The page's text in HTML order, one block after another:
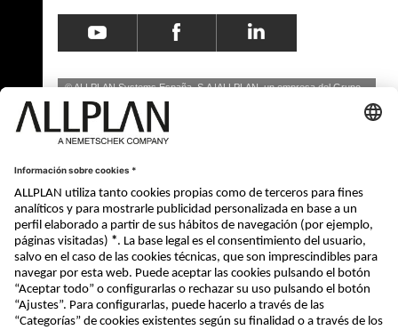
© ALLPLAN Systems España, S.A ALLPLAN, un empresa delGrupo
Nemetschek